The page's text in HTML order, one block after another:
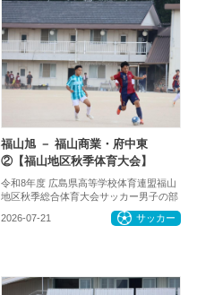
福山旭 － 福山商業・府中東
②【福山地区秋季体育大会】
令和8年度 広島県高等学校体育連盟福山
地区秋季総合体育大会サッカー男子の部
2026-07-21 サッカー